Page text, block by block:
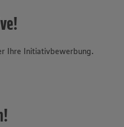
Ihre Initiativbewerbung.